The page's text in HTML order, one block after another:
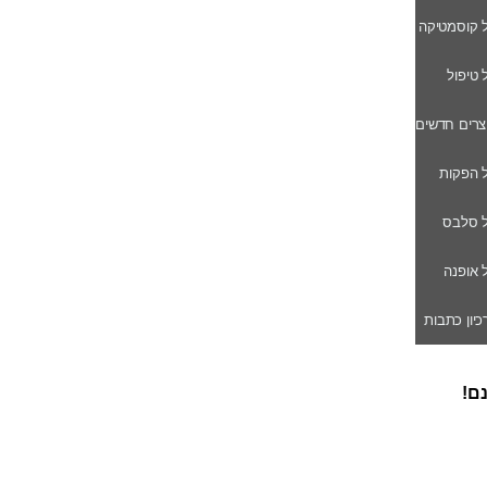
קוסמטיקה
טיפול
חדשים
הפקות
סלבס
אופנה
כתבות